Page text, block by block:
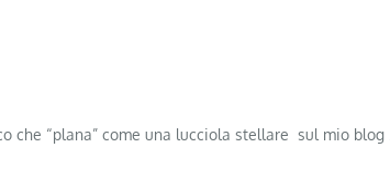
che “plana” come una lucciola stellare sul mio